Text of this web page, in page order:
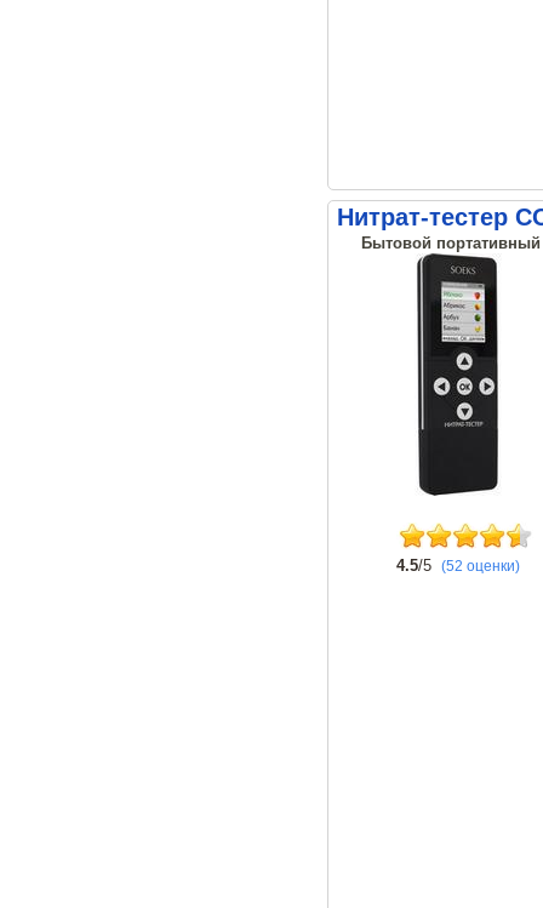
Нитрат-тестер
Бытовой портативный
4.5/5 (52 оценки)